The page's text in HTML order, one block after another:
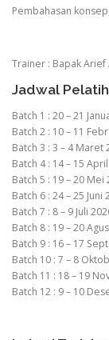
Pembahasan
Trainer : Bapak Arief
Jadwal
Batch 1 : 20 – 21
Batch 2 : 10 – 11
Batch 3 : 3 – 4 Maret
Batch 4 : 14 – 15
Batch 5 : 19 – 20 Mei
Batch 6 : 24 – 25 Juni
Batch 7 : 8 – 9 Juli
Batch 8 : 19 – 20
Batch 9 : 16 – 17
Batch 10 : 7 – 8
Batch 11 : 18 – 19
Batch 12 : 9 – 10